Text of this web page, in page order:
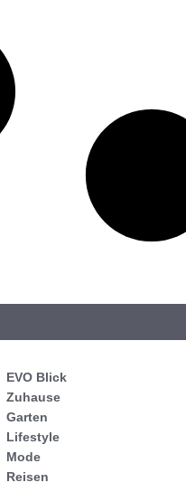
EVO Blick
Zuhause
Garten
Lifestyle
Mode
Reisen